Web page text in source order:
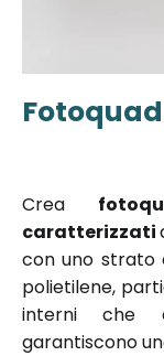
Vai
immagini
Crea
caratterizzati
con uno strato
polietilene,
interni che
garantiscono